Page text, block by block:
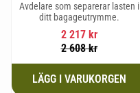
Avdelare som separerar lasten i
ditt bagageutrymme.
2 217kr
2 608kr